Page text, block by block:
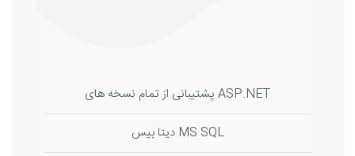
ASP.NET پشتیبانی از تمام نسخه های
MS SQL دیتا بیس